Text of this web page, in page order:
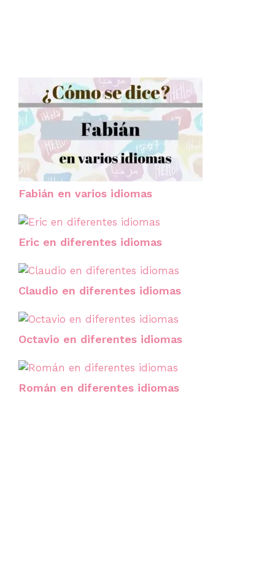
Fabián en varios idiomas
Eric en diferentes idiomas
Claudio en diferentes idiomas
Octavio en diferentes idiomas
Román en diferentes idiomas